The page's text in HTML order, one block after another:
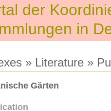
der
in
» Literature »
Gärten